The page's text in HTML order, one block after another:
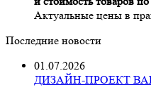
Актуальные цены в
Последние новости
01.07.2026
ДИЗАЙН-ПРОЕКТ